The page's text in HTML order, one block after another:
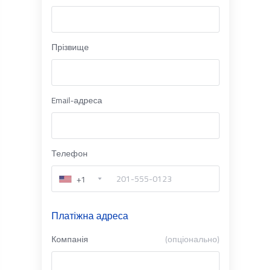
Прізвище
Email-адреса
Телефон
+1
Платіжна адреса
Компанія (опціонально)